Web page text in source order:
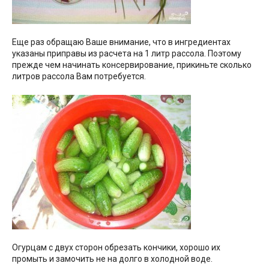
Еще раз обращаю Ваше внимание, что в ингредиентах
указаны приправы из расчета на 1 литр рассола. Поэтому
прежде чем начинать консервирование, прикиньте сколько
литров рассола Вам потребуется.
Огурцам с двух сторон обрезать кончики, хорошо их
промыть и замочить не на долго в холодной воде.